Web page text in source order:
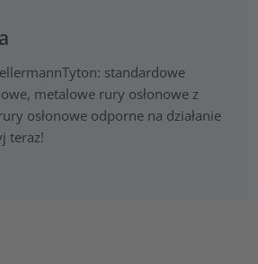
standardowe
metalowe rury osłonowe z
osłonowe odporne na działanie
teraz!